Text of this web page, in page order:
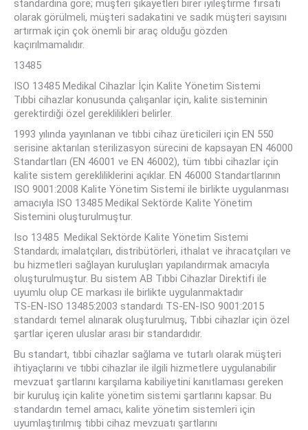
standardına göre; müşteri şikayetleri birer iyileştirme fırsatı
olarak görülmeli, müşteri sadakatini ve sadık müşteri sayısını
artırmak için çok önemli bir araç olduğu gözden
kaçırılmamalıdır.
13485
ISO 13485 Medikal Cihazlar İçin Kalite Yönetim Sistemi
Tıbbi cihazlar konusunda çalışanlar için, kalite sisteminin
gerektirdiği özel gereklilikleri belirler.
1993 yılında yayınlanan ve tıbbi cihaz üreticileri için EN 550
serisine aktarılan sterilizasyon sürecini de kapsayan EN 46000
Standartları (EN 46001 ve EN 46002), tüm tıbbi cihazlar için
kalite sistem gerekliliklerini açıklar. EN 46000 Standartlarının
ISO 9001:2008 Kalite Yönetim Sistemi ile birlikte uygulanması
amacıyla ISO 13485 Medikal Sektörde Kalite Yönetim
Sistemini oluşturulmuştur.
Iso 13485 Medikal Sektörde Kalite Yönetim Sistemi
Standardı; imalatçıları, distribütörleri, ithalat ve ihracatçıları ve
bu hizmetleri sağlayan kuruluşları yapılandırmak amacıyla
oluşturulmuştur. Bu sistem AB Tıbbi Cihazlar Direktifi ile
uyumlu olup CE markası ile birlikte uygulanmaktadır
TS-EN-ISO 13485:2003 standardı TS-EN-ISO 9001:2015
standardı temel alınarak oluşturulmuş, Tıbbi cihazlar için özel
şartlar içeren uluslar arası bir standardıdır.
Bu standart, tıbbi cihazlar sağlama ve tutarlı olarak müşteri
ihtiyaçlarını ve tıbbi cihazlar ile ilgili hizmetlere uygulanabilir
mevzuat şartlarını karşılama kabiliyetini kanıtlaması gereken
bir kuruluş için kalite yönetim sistemi şartlarını kapsar. Bu
standardın temel amacı, kalite yönetim sistemleri için
uyumlaştırılmış tıbbi cihaz mevzuatı şartlarını